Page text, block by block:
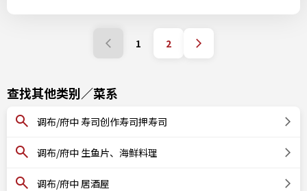
1 2
查找其他类别／菜系
调布/府中 寿司创作寿司押寿司
调布/府中 生鱼片、海鲜料理
调布/府中 居酒屋